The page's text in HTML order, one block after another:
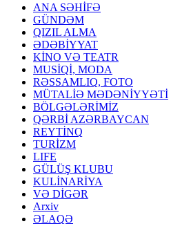
ANA SƏHİFƏ
GÜNDƏM
QIZIL ALMA
ƏDƏBİYYAT
KİNO VƏ TEATR
MUSİQİ, MODA
RƏSSAMLIQ, FOTO
MÜTALİƏ MƏDƏNİYYƏTİ
BÖLGƏLƏRİMİZ
QƏRBİ AZƏRBAYCAN
REYTİNQ
TURİZM
LIFE
GÜLÜŞ KLUBU
KULİNARİYA
VƏ DİGƏR
Arxiv
ƏLAQƏ